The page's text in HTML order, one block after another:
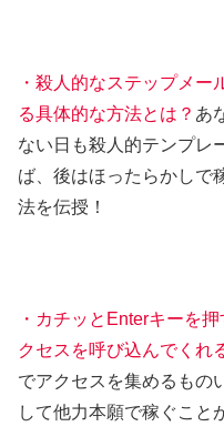
・殺人的なステップメ
る具体的な方法とは？ あ
ない日も殺人的テンプレ
ば、後はほったらかしで
法を伝授！
・カチッとEnterキーを
クセスを呼び込んでくれ
でアクセスを集めるもの
して他力本願で稼ぐこと